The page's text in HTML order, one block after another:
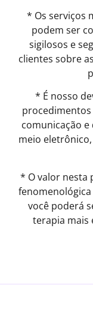
* Os serviços
podem ser
sigilosos e
clientes sobre
* É nosso
comunicação
meio
* O valor nesta
fenomenológica
você poderá
terapia mais